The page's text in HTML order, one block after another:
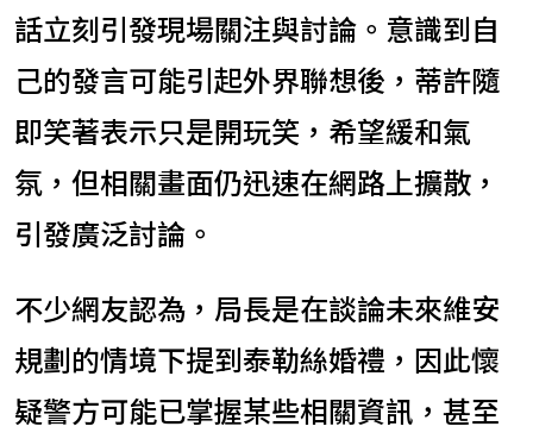
話立刻引發現場關注與討論。意識到自
己的發言可能引起外界聯想後，蒂許隨
即笑著表示只是開玩笑，希望緩和氣
氛，但相關畫面仍迅速在網路上擴散，
引發廣泛討論。
不少網友認為，局長是在談論未來維安
規劃的情境下提到泰勒絲婚禮，因此懷
疑警方可能已掌握某些相關資訊，甚至